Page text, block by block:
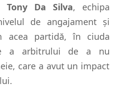
Tony Da Silva, echipa
de angajament și
acea partidă, în ciuda
a arbitrului de a nu
care a avut un impact